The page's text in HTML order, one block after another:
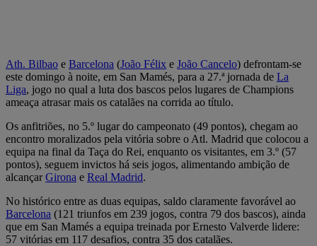
Ath. Bilbao e Barcelona (João Félix e João Cancelo) defrontam-se
este domingo à noite, em San Mamés, para a 27.ª jornada de La
Liga, jogo no qual a luta dos bascos pelos lugares de Champions
ameaça atrasar mais os catalães na corrida ao título.
Os anfitriões, no 5.º lugar do campeonato (49 pontos), chegam ao
encontro moralizados pela vitória sobre o Atl. Madrid que colocou a
equipa na final da Taça do Rei, enquanto os visitantes, em 3.º (57
pontos), seguem invictos há seis jogos, alimentando ambição de
alcançarGirona e Real Madrid.
No histórico entre as duas equipas, saldo claramente favorável ao
Barcelona (121 triunfos em 239 jogos, contra 79 dos bascos), ainda
que em San Mamés a equipa treinada por Ernesto Valverde lidere:
57 vitórias em 117 desafios, contra 35 dos catalães.